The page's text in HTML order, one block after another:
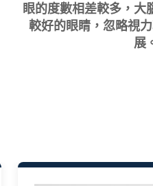
眼的度數相差較多，大
較好的眼睛，忽略視
展